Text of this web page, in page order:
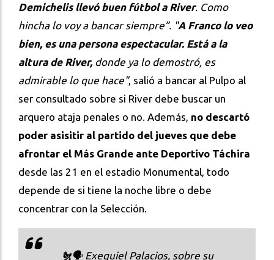
Demichelis llevó buen fútbol a River. Como
hincha lo voy a bancar siempre”. "A Franco lo veo
bien, es una persona espectacular. Está a la
altura de River,donde ya lo demostró, es
admirable lo que hace", salió a bancar al Pulpo al
ser consultado sobre si River debe buscar un
arquero ataja penales o no. Además, no descartó
poder asisitir al partido del jueves que debe
afrontar el Más Grande ante Deportivo Táchira
desde las 21 en el estadio Monumental, todo
depende de si tiene la noche libre o debe
concentrar con la Selección.
🐔🗣️ Exequiel Palacios, sobre su